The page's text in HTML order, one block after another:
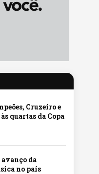
Cruzeiro e
quartas da Copa
da
no país